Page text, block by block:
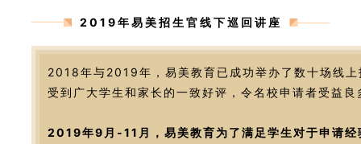
2019年易美招生官线下巡回讲座
2018年与2019年，易美教育已成功举办了数十场线
受到广大学生和家长的一致好评，令名校申请者受益良
2019年9月-11月，易美教育为了满足学生对于申请经